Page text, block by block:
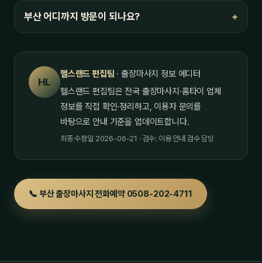
부산 어디까지 방문이 되나요?
HL
헬스랜드 편집팀 · 출장마사지 정보 에디터
헬스랜드 편집팀은 전국 출장마사지·홈타이 업체
정보를 직접 확인·정리하고, 이용자 문의를
바탕으로 안내 기준을 업데이트합니다.
최종 수정일 2026-06-21 · 검수: 이용 안내 검수 담당
📞 부산 출장마사지 전화예약 0508-202-4711